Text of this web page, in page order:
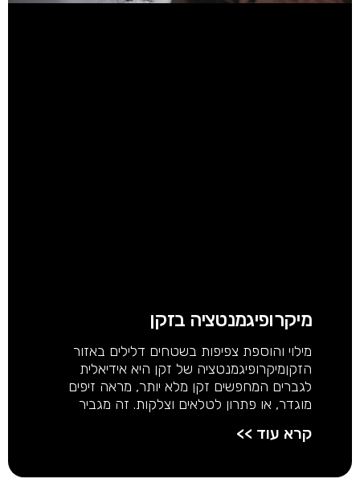
מיקרופיגמנטציה בזקן
מילוי והוספת צפיפות בשטחים דלילים באזור
הזקןמיקרופיגמנטציה של זקן היא אידיאלית
לגברים המחפשים זקן מלא יותר, מראה זיפים
מוגדר, או פתרון לטלאים וצלקות. זה מגביר
קרא עוד >>